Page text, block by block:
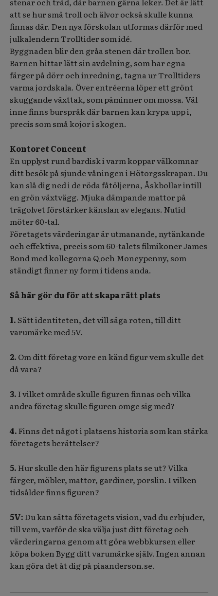
att se hur små troll och älvor också skulle kunna
finnas där. Den nya förskolan utformas därför med
julkalendern Trolltider som idé.
Byggnaden blir den gråa stenen där trollen bor.
Barnen hittar lätt sin avdelning, som har egna
färger på dörr och inredning, tagna ur Trolltiders
varma jordskala. Över entréerna löper ett grönt
skuggande växttak, som påminner om mossa. Väl
inne finns burspråk där barnen kan krypa upp i,
precis som små kojor i skogen.
Kontoret Concent
En upplyst rund bardisk i varm koppar välkomnar
ditt besök på sjunde våningen i Hötorgsskrapan. Du
kan slå dig ned i de röda fåtöljerna, Åskbollar intill
en grön växtvägg. Mjuka dämpande mattor på
trägolvet förstärker känslan av elegans. Nutid
möter 60-tal.
Företagets värderingar är utmanande, nytänkande
och effektiva, precis som 60-talets filmikoner James
Bond med kollegorna Q och Moneypenny, som
ständigt finner ny form i tidens anda.
Så här gör du för att skapa rätt plats
1.Sätt identiteten, det vill säga roten, till ditt
varumärke med 5V.
2. Om ditt företag vore en känd figur vem skulle det
då vara?
3.I vilket område skulle figuren finnas och vilka
andra företag skulle figuren omge sig med?
4.Finns det något i platsens historia som kan stärka
företagets berättelser?
5.Hur skulle den här figurens plats se ut? Vilka
färger, möbler, mattor, gardiner, porslin. I vilken
tidsålder finns figuren?
5V:Du kan sätta företagets vision, vad du erbjuder,
till vem, varför de ska välja just ditt företag och
värderingarna genom att göra webbkursen eller
köpa boken Bygg ditt varumärke själv. Ingen annan
kan göra det åt dig på piaanderson.se.